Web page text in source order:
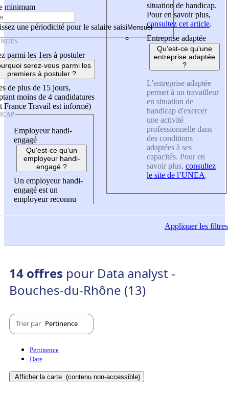
minimum
une périodicité pour le salaire saisi
parmi les 1ers à postuler
serez-vous parmi les
premiers à postuler ?
de plus de 15 jours,
moins de 4 candidatures
France Travail est informé)
Employeur handi-
engagé
Qu'est-ce qu'un
employeur handi-
engagé ?
Un employeur handi-
engagé est un
employeur reconnu
situation de handicap.
Pour en savoir plus,
consultez cet article.
Entreprise adaptée
Qu'est-ce qu'une
entreprise adaptée
?
L'entreprise adaptée
permet à un travailleur
en situation de
handicap d'exercer
une activité
professionnelle dans
des conditions
adaptées à ses
capacités. Pour en
savoir plus, consultez
le site de l’UNEA.
Appliquerles filtres
14 offres pour Data analyst -
Bouches-du-Rhône (13)
Trier par Pertinence
Pertinence
Date
Afficher la carte (contenu non-accessible)